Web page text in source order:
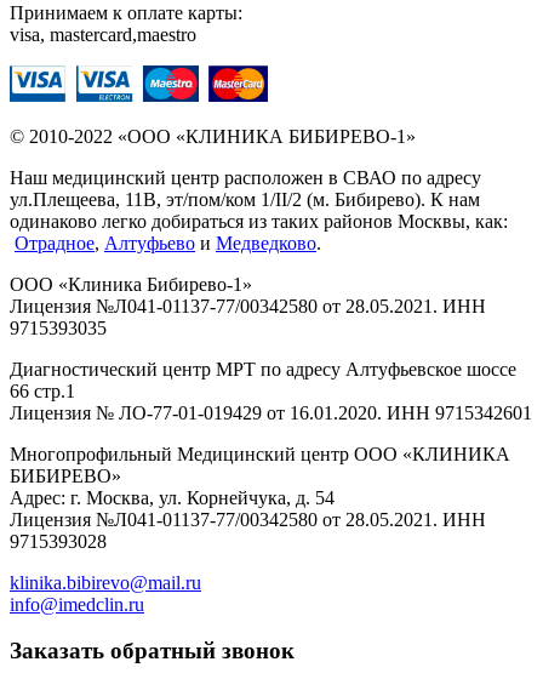
Принимаем к оплате карты:
visa, mastercard,maestro
© 2010-2022 «ООО «КЛИНИКА БИБИРЕВО-1»
Наш медицинский центр расположен в СВАО по адресу
ул.Плещеева, 11В, эт/пом/ком 1/II/2 (м. Бибирево). К нам
одинаково легко добираться из таких районов Москвы, как:
Отрадное, Алтуфьево и Медведково.
ООО «Клиника Бибирево-1»
Лицензия №Л041-01137-77/00342580 от 28.05.2021. ИНН
9715393035
Диагностический центр МРТ по адресу Алтуфьевское шоссе
66 стр.1
Лицензия № ЛО-77-01-019429 от 16.01.2020. ИНН 9715342601
Многопрофильный Медицинский центр ООО «КЛИНИКА
БИБИРЕВО»
Адрес: г. Москва, ул. Корнейчука, д. 54
Лицензия №Л041-01137-77/00342580 от 28.05.2021. ИНН
9715393028
klinika.bibirevo@mail.ru
info@imedclin.ru
Заказать обратный звонок